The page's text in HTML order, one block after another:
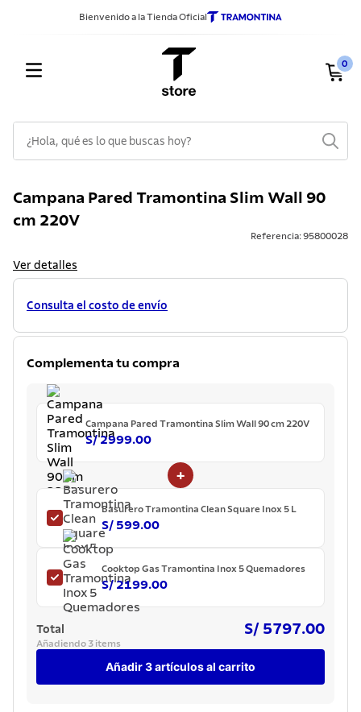
Bienvenido a la Tienda Oficial
0
Campana Pared Tramontina Slim Wall 90
cm 220V
Referencia:95800028
Ver detalles
Consulta el costo de envío
Complementa tu compra
Campana Pared Tramontina Slim Wall 90 cm 220V
S/ 2999.00
+
Basurero Tramontina Clean Square Inox 5 L
S/ 599.00
Cooktop Gas Tramontina Inox 5 Quemadores
S/ 2199.00
Total S/ 5797.00
Añadiendo 3 items
Añadir 3 artículos al carrito
1.
sarten
2.
ollas
cuchillos
5.
juego ollas
7.
lavadero
acero inoxidable
tetera
grano